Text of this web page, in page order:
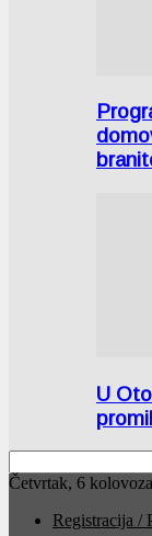
U
Četvrtak, 6
Registracija /